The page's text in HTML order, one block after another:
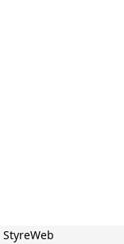
StyreWeb